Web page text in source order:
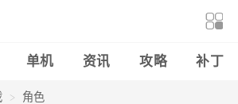
单机 资讯 攻略 补丁
角色